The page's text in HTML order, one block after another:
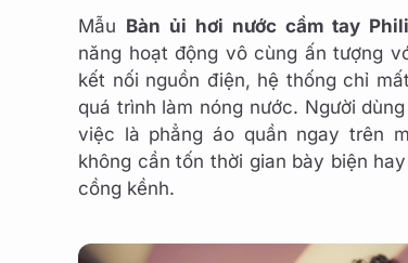
Mẫu Bàn ủi hơi nước cầm tay
năng hoạt động vô cùng ấn tượng
kết nối nguồn điện, hệ thống chỉ
quá trình làm nóng nước. Người
việc là phẳng áo quần ngay trên
không cần tốn thời gian bày biện
cồng kềnh.